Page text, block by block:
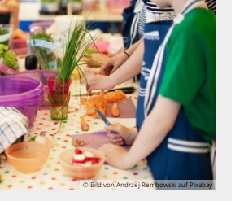
© Bild von Andrzej Rembowski auf Pixabay